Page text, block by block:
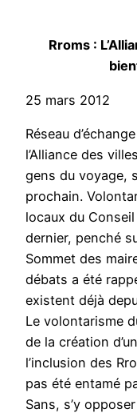
Rroms :
25 mars 2012
Réseau
l’Alliance des
gens du voyage,
prochain.
locaux du Conseil
dernier, penché
Sommet des
débats a été
existent déjà
Le volontarisme
de la création
l’inclusion des
pas été entamé
Sans, s’y